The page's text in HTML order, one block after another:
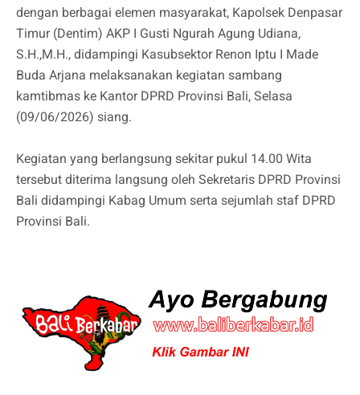
dengan berbagai elemen masyarakat, Kapolsek Denpasar
Timur (Dentim) AKP I Gusti Ngurah Agung Udiana,
S.H.,M.H., didampingi Kasubsektor Renon Iptu I Made
Buda Arjana melaksanakan kegiatan sambang
kamtibmas ke Kantor DPRD Provinsi Bali, Selasa
(09/06/2026) siang.
Kegiatan yang berlangsung sekitar pukul 14.00 Wita
tersebut diterima langsung oleh Sekretaris DPRD Provinsi
Bali didampingi Kabag Umum serta sejumlah staf DPRD
Provinsi Bali.